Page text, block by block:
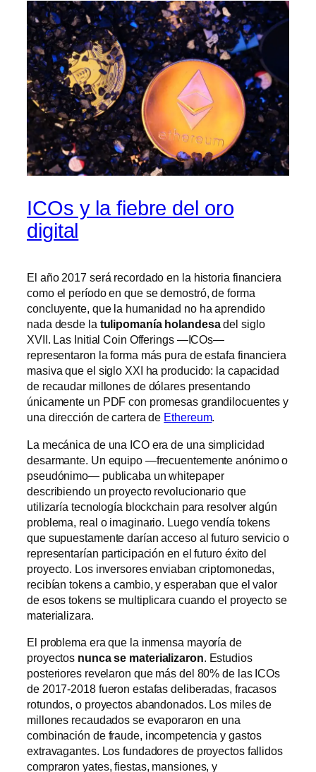
ICOs y la fiebre del oro
digital
El año 2017 será recordado en la historia financiera
como el período en que se demostró, de forma
concluyente, que la humanidad no ha aprendido
nada desde la tulipomanía holandesadel siglo
XVII. Las Initial Coin Offerings —ICOs—
representaron la forma más pura de estafa financiera
masiva que el siglo XXI ha producido: la capacidad
de recaudar millones de dólares presentando
únicamente un PDF con promesas grandilocuentes y
una dirección de cartera de Ethereum.
La mecánica de una ICO era de una simplicidad
desarmante. Un equipo —frecuentemente anónimo o
pseudónimo— publicaba un whitepaper
describiendo un proyecto revolucionario que
utilizaría tecnología blockchain para resolver algún
problema, real o imaginario. Luego vendía tokens
que supuestamente darían acceso al futuro servicio o
representarían participación en el futuro éxito del
proyecto. Los inversores enviaban criptomonedas,
recibían tokens a cambio, y esperaban que el valor
de esos tokens se multiplicara cuando el proyecto se
materializara.
El problema era que la inmensa mayoría de
proyectos nunca se materializaron. Estudios
posteriores revelaron que más del 80% de las ICOs
de 2017-2018 fueron estafas deliberadas, fracasos
rotundos, o proyectos abandonados. Los miles de
millones recaudados se evaporaron en una
combinación de fraude, incompetencia y gastos
extravagantes. Los fundadores de proyectos fallidos
compraron yates, fiestas, mansiones, y